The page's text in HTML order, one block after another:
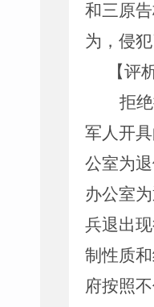
和三原
为，侵
【评
拒
军人开
公室为
办公室
兵退出
制性质
府按照